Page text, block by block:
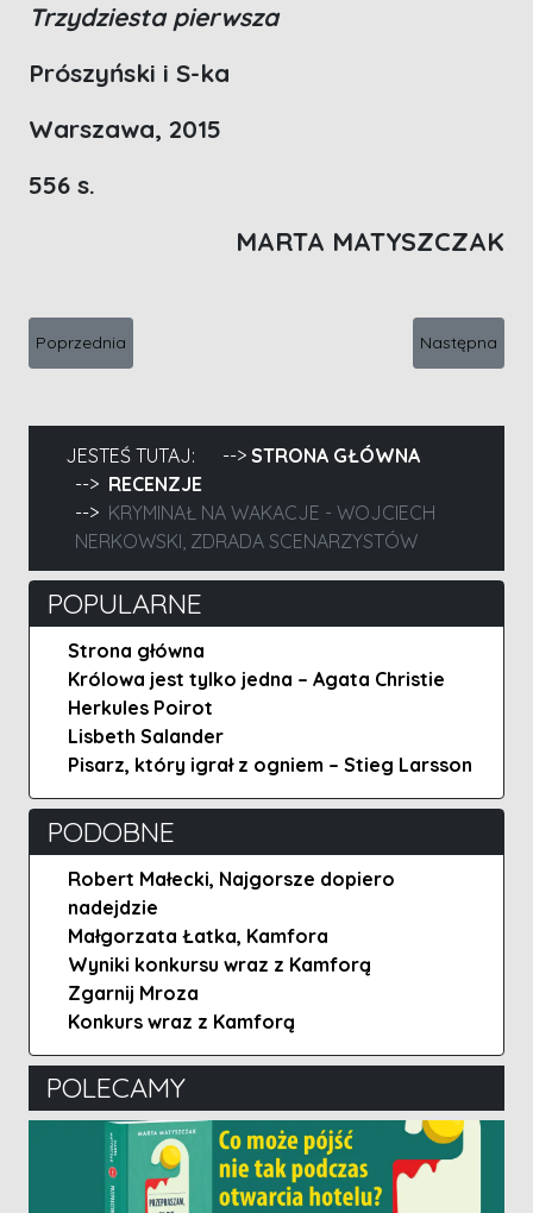
Trzydziesta pierwsza
Prószyński i S-ka
Warszawa, 2015
556 s.
MARTA MATYSZCZAK
Poprzednia strona: Maszyna do zabijania - C. J. Chivers,
Poprzednia Następna
Następna
JESTEŚ TUTAJ:
STRONA GŁÓWNA
RECENZJE
KRYMINAŁ NA WAKACJE - WOJCIECH
NERKOWSKI, ZDRADA SCENARZYSTÓW
POPULARNE
Strona główna
Królowa jest tylko jedna – Agata Christie
Herkules Poirot
Lisbeth Salander
Pisarz, który igrał z ogniem – Stieg Larsson
PODOBNE
Robert Małecki, Najgorsze dopiero
nadejdzie
Małgorzata Łatka, Kamfora
Wyniki konkursu wraz z Kamforą
Zgarnij Mroza
Konkurs wraz z Kamforą
POLECAMY